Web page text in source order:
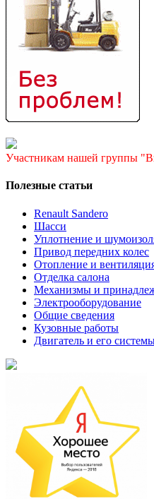
Участникам нашей группы
Полезные статьи
Renault Sandero
Шасси
Уплотнение и
Привод передних колес
Отопление и
Отделка салона
Механизмы и
Электрооборудование
Общие сведения
Кузовные работы
Двигатель и его